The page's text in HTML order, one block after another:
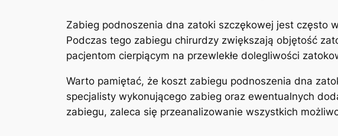
Zabieg ⁣podnoszenia dna ‍zatoki szczękowej ⁣jest⁤ często
Podczas tego zabiegu ⁤chirurdzy zwiększają objętość
pacjentom cierpiącym‍ na przewlekłe ‌dolegliwości
Warto pamiętać, że koszt zabiegu podnoszenia dna
specjalisty wykonującego zabieg oraz ewentualnych
zabiegu, zaleca​ się przeanalizowanie​ wszystkich